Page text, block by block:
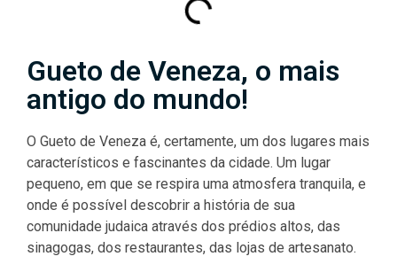
Gueto de Veneza, o mais
antigo do mundo!
O Gueto de Veneza é, certamente, um dos lugares mais
característicos e fascinantes da cidade. Um lugar
pequeno, em que se respira uma atmosfera tranquila, e
onde é possível descobrir a história de sua
comunidade judaica através dos prédios altos, das
sinagogas, dos restaurantes, das lojas de artesanato.